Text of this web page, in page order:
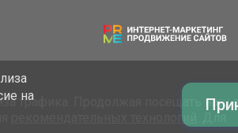
трафика. Продолжая посещать наш
рекомендательных технологий . Для
на